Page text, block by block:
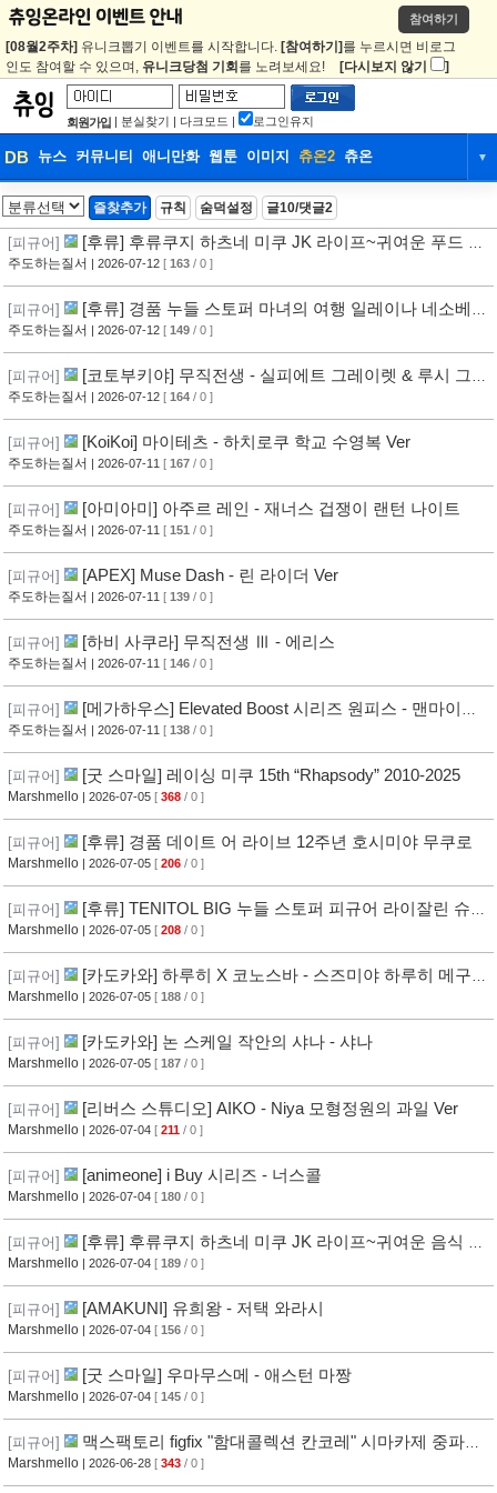
참여하기
[08월2주차] 유니크뽑기 이벤트를 시작합니다. [참여하기] 를 누르시면 비로그
인도 참여할 수 있으며, 유니크당첨 기회 를 노려보세요! [다시보지 않기 ]
회원가입 | 분실찾기 | 다크모드 | 로그인유지
DB 뉴스 커뮤니티 애니만화 웹툰 이미지 츄온2 츄온 ▼
DB 뉴스 커뮤니티
웹툰 이미지 츄온2 츄온
즐찾추가 규칙 숨덕설정 글10/댓글2
[피규어]
[후류] 후류쿠지 하츠네 미쿠 JK 라이프~귀여운 푸드 탐
방~ 라스트겟상
주도하는질서 | 2026-07-12 [ 163 / 0 ]
[피규어]
[후류] 경품 누들 스토퍼 마녀의 여행 일레이나 네소베리
Ver
주도하는질서 | 2026-07-12 [ 149 / 0 ]
[피규어]
[코토부키야] 무직전생 - 실피에트 그레이렛 & 루시 그레
이렛
주도하는질서 | 2026-07-12 [ 164 / 0 ]
[피규어] [KoiKoi] 마이테츠 - 하치로쿠 학교 수영복 Ver
주도하는질서 | 2026-07-11 [ 167 / 0 ]
[피규어] [아미아미] 아주르 레인 - 재너스 겁쟁이 랜턴 나이트
주도하는질서 | 2026-07-11 [ 151 / 0 ]
[피규어] [APEX] Muse Dash - 린 라이더 Ver
주도하는질서 | 2026-07-11 [ 139 / 0 ]
[피규어] [하비 사쿠라] 무직전생 Ⅲ - 에리스
주도하는질서 | 2026-07-11 [ 146 / 0 ]
[피규어]
[메가하우스] Elevated Boost 시리즈 원피스 - 맨마이어
군코 궁
주도하는질서 | 2026-07-11 [ 138 / 0 ]
[피규어] [굿 스마일] 레이싱 미쿠 15th “Rhapsody” 2010-2025
Marshmello | 2026-07-05 [ 368 / 0 ]
[피규어] [후류] 경품 데이트 어 라이브 12주년 호시미야 무쿠로
Marshmello | 2026-07-05 [ 206 / 0 ]
[피규어]
[후류] TENITOL BIG 누들 스토퍼 피규어 라이잘린 슈타
우트
Marshmello | 2026-07-05 [ 208 / 0 ]
[피규어]
[카도카와] 하루히 X 코노스바 - 스즈미야 하루히 메구밍
Ver
Marshmello | 2026-07-05 [ 188 / 0 ]
[피규어] [카도카와] 논 스케일 작안의 샤나 - 샤나
Marshmello | 2026-07-05 [ 187 / 0 ]
[피규어] [리버스 스튜디오] AIKO - Niya 모형정원의 과일 Ver
Marshmello | 2026-07-04 [ 211 / 0 ]
[피규어] [animeone] i Buy 시리즈 - 너스콜
Marshmello | 2026-07-04 [ 180 / 0 ]
[피규어]
[후류] 후류쿠지 하츠네 미쿠 JK 라이프~귀여운 음식 탐
방~ C상
Marshmello | 2026-07-04 [ 189 / 0 ]
[피규어] [AMAKUNI] 유희왕 - 저택 와라시
Marshmello | 2026-07-04 [ 156 / 0 ]
[피규어] [굿 스마일] 우마무스메 - 애스턴 마짱
Marshmello | 2026-07-04 [ 145 / 0 ]
[피규어]
맥스팩토리 figfix "함대콜렉션 칸코레" 시마카제 중파
ver.
Marshmello | 2026-06-28 [ 343 / 0 ]